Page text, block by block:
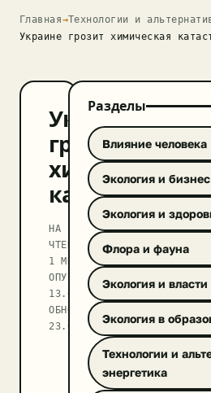
Главная→Технологии и
Украине грозит химическая
Украине
грозит
химическая
катастрофа
НА
ЧТЕНИЕ
1 МИН
ОПУБЛИКОВАНО
13.03.2017
ОБНОВЛЕНО
23.09.2025
Разделы
Влияние человека
Экология и бизнес
Экология и
Флора и фауна
Экология и власти
Экология в
Технологии и
энергетика